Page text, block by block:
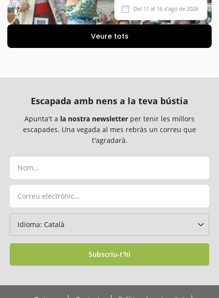
Del 11 al 16 d'ago de 2026
Veure tots
Escapada amb nens a la teva bústia
Apunta't a la nostra newsletter per tenir les millors
escapades. Una vegada al mes rebràs un correu que
t'agradarà.
Subscriu-t'hi